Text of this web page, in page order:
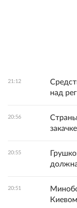
21:12
над
20:56
20:55
20:51